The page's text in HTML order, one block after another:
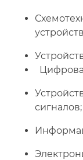
сигналов;